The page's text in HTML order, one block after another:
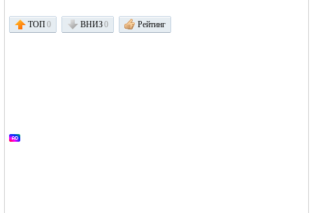
ТОП0 ВНИЗ0 Рейтинг